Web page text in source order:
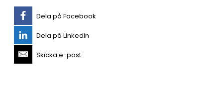
Dela på Facebook
Dela på LinkedIn
Skicka e-post